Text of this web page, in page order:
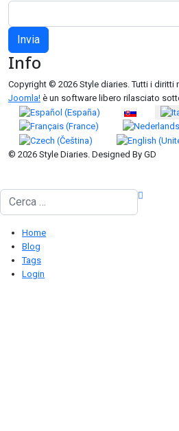
Invia
Info
Copyright © 2026 Style diaries. Tutti i diritti
Joomla! è un software libero rilasciato
Seleziona la tua lingua
© 2026 Style Diaries. Designed By GD
Cerca
Home
Blog
Tags
Login